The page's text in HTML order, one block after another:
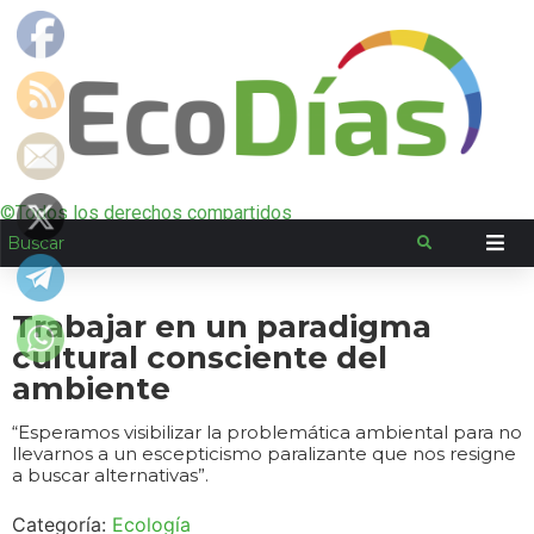
©Todos los derechos compartidos
Trabajar en un paradigma
cultural consciente del
ambiente
“Esperamos visibilizar la problemática ambiental para no
llevarnos a un escepticismo paralizante que nos resigne
a buscar alternativas”.
Categoría: Ecología